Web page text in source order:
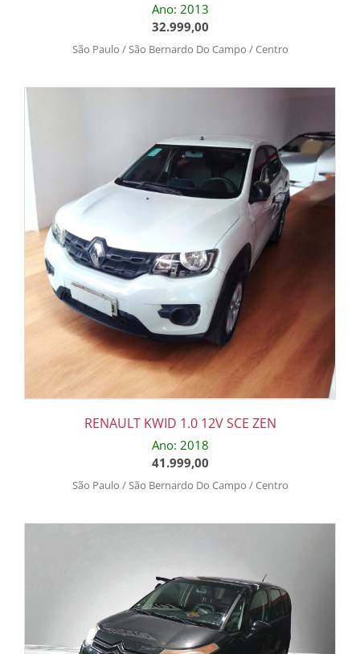
Ano: 2013
32.999,00
São Paulo / São Bernardo Do Campo / Centro
RENAULT KWID 1.0 12V SCE ZEN
Ano: 2018
41.999,00
São Paulo / São Bernardo Do Campo / Centro